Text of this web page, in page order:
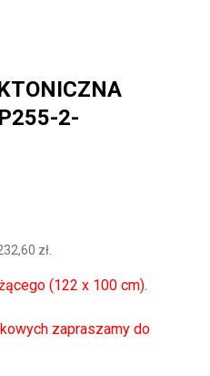
2-
zł
(122 x 100 cm).
zapraszamy do